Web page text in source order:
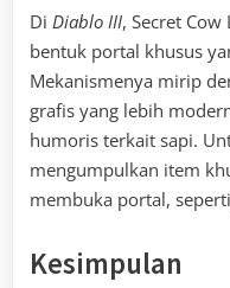
Di Diablo III, Secret
bentuk portal khusus
Mekanismenya mirip
grafis yang lebih
humoris terkait sapi.
mengumpulkan item
membuka portal,
Kesimpulan